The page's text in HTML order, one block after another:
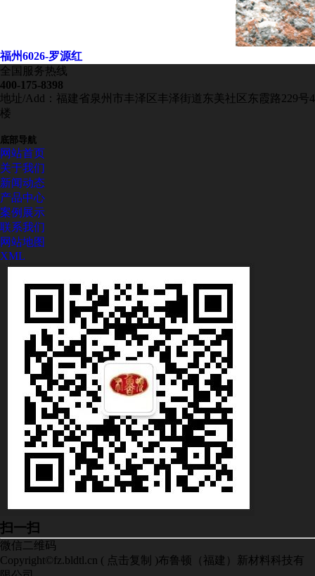
福州6026-罗源红
全国服务热线
400-175-8398
地址/Add：福建省泉州市丰泽区丰泽街道东美社区东霞路229号4
楼
底部导航
网站首页
关于我们
新闻动态
产品中心
案例展示
联系我们
网站地图
XML
扫一扫
微信二维码
Copyright© fz.bldtl.cn ( 点击复制
)布鲁顿（福建）新材料科技有